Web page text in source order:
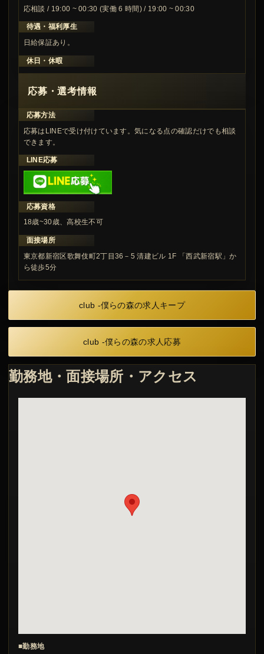
応相談 / 19:00 ~ 00:30 (実働 6 時間) / 19:00 ~ 00:30
待遇・福利厚生
日給保証あり。
休日・休暇
応募・選考情報
応募方法
応募はLINEで受け付けています。気になる点の確認だけでも相談
できます。
LINE応募
応募資格
18歳~30歳、高校生不可
面接場所
東京都新宿区歌舞伎町2丁目36－5 清建ビル 1F 「西武新宿駅」か
ら徒歩5分
club -僕らの森の求人キープ
club -僕らの森の求人応募
勤務地・面接場所・アクセス
■勤務地